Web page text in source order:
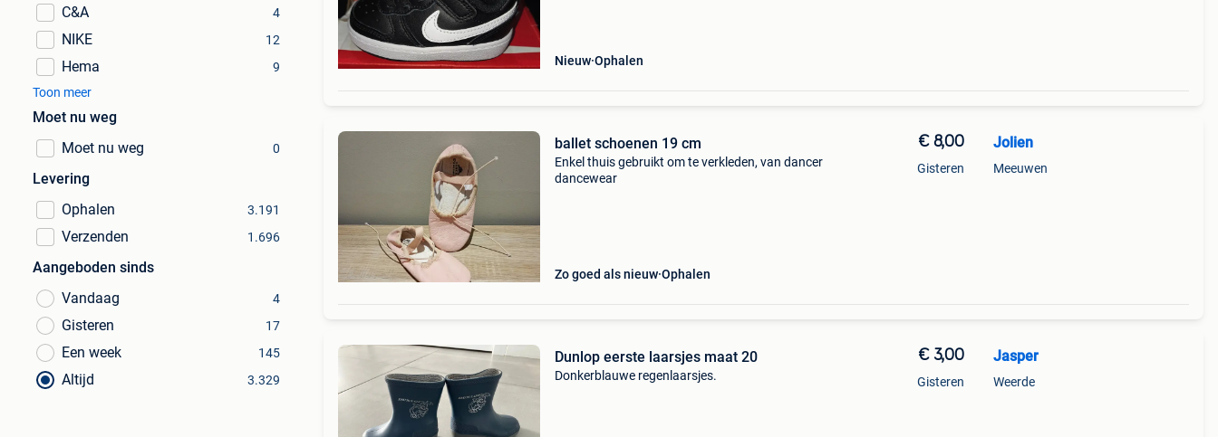
C&A 4
NIKE 12
Hema
9
Toon meer
Moet nu weg
Moet nu weg
0
Levering
Ophalen
3.191
Verzenden 1.696
Aangeboden sinds
Vandaag
4
Gisteren 17
Een week 145
Altijd 3.329
Nieuw Ophalen
ballet schoenen 19 cm
Enkel thuis gebruikt om te verkleden, van dancer
dancewear
Zo goed als nieuw Ophalen
€ 8,00
Gisteren
Jolien
Meeuwen
Dunlop eerste laarsjes maat 20
Donkerblauwe regenlaarsjes.
€ 3,00
Gisteren
Jasper
Weerde